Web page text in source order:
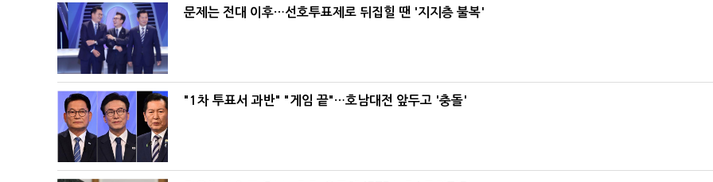
문제는 전대 이후…선호투표제로 뒤집힐 땐 '지지층 불복'
"1차 투표서 과반" "게임 끝"…호남대전 앞두고 '충돌'